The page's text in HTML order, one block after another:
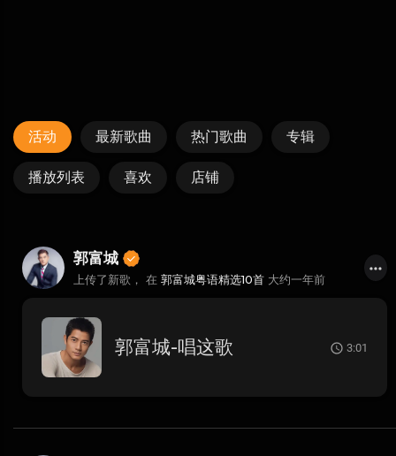
活动 最新歌曲 热门歌曲 专辑
播放列表 喜欢 店铺
郭富城
上传了新歌， 在 郭富城粤语精选10首 大约一年前
郭富城-唱这歌 3:01